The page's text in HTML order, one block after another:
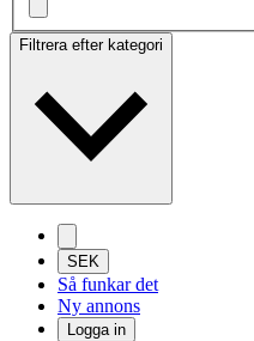
Filtrera efter kategori
SEK
Så funkar det
Ny annons
Logga in